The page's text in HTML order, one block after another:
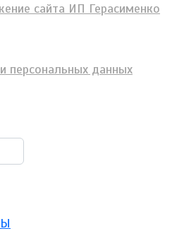
сайта ИП Герасименко
персональных данных